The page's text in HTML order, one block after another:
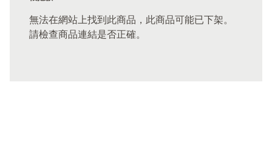
無法在網站上找到此商品，此商品可能已下架。
請檢查商品連結是否正確。